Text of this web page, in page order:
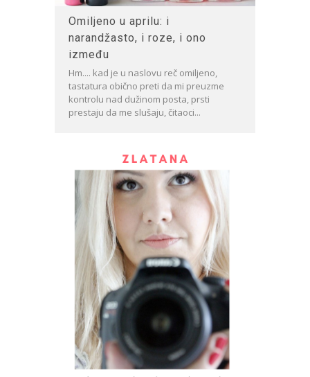
Omiljeno u aprilu: i
narandžasto, i roze, i ono
između
Hm.... kad je u naslovu reč omiljeno,
tastatura obično preti da mi preuzme
kontrolu nad dužinom posta, prsti
prestaju da me slušaju, čitaoci...